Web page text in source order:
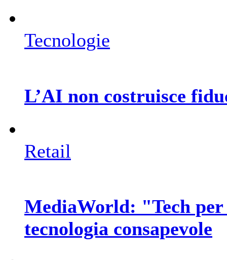
Tecnologie
L’AI non costruisce
Retail
MediaWorld: "Tech
tecnologia consapevole